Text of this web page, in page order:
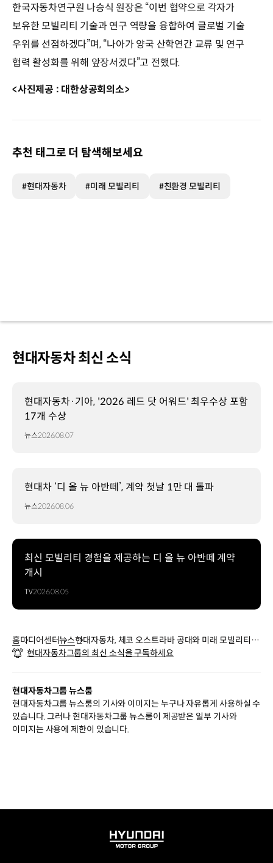
한국자동차연구원 나승식 원장은 “이번 협약으로 각자가
보유한 모빌리티 기술과 연구 역량을 융합하여 글로벌 기술
우위를 선점하겠다”며, “나아가 양국 산학연간 교류 및 연구
협력 활성화를 위해 앞장서겠다”고 전했다.
<사진제공 : 대한상공회의소>
추천 태그로 더 탐색해보세요
#현대자동차 #미래 모빌리티 #친환경 모빌리티
현대자동차 최신 소식
현대자동차·기아, '2026 레드 닷 어워드' 최우수상 포함
17개 수상
뉴스2026.08.07
현대차 ‘디 올 뉴 아반떼’, 계약 첫날 1만 대 돌파
뉴스2026.08.06
최신 모빌리티 경험을 제공하는 디 올 뉴 아반떼 계약
개시
TV2026.08.05
홈미디어센터뉴스현대자동차, 체코 오스트라바 공대와 미래 모빌리티 산
학연 공동 연구 나선다
현대자동차그룹의 최신 소식을 구독하세요
현대자동차그룹 뉴스룸
현대자동차그룹 뉴스룸의 기사와 이미지는 누구나 자유롭게 사용하실 수
있습니다. 그러나 현대자동차그룹 뉴스룸이 제공받은 일부 기사와
이미지는 사용에 제한이 있습니다.
HYUNDAI